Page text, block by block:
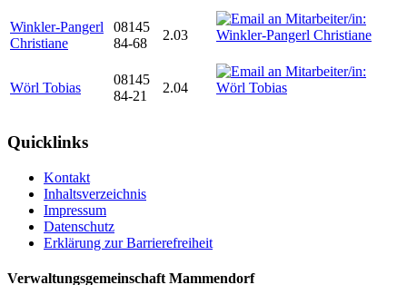
Winkler-Pangerl
Christiane
08145
84-68
2.03
Wörl Tobias
08145
84-21
2.04
Quicklinks
Kontakt
Inhaltsverzeichnis
Impressum
Datenschutz
Erklärung zur Barrierefreiheit
Verwaltungsgemeinschaft Mammendorf